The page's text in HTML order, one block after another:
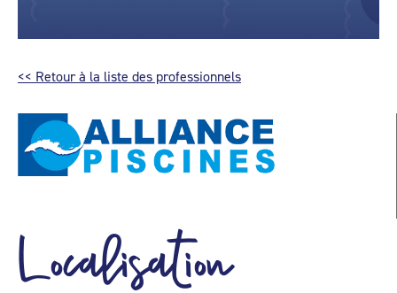
<< Retour à la liste des professionnels
Localisation